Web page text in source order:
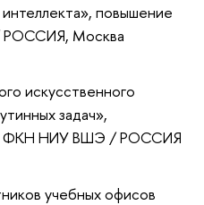
, повышение
Москва
искусственного
задач»,
ФКН НИУ ВШЭ / РОССИЯ
учебных офисов